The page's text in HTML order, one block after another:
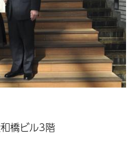
橋ビル3階